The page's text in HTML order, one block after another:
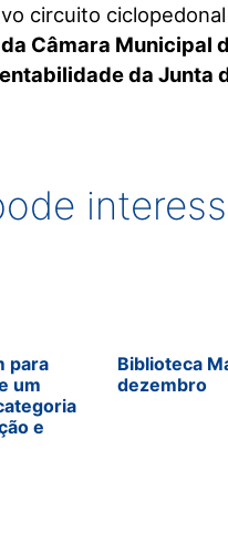
circuito
Câmara Municipal
da Junta
para
um
e
Biblioteca
dezembro